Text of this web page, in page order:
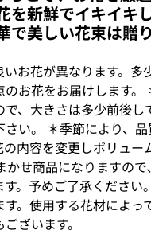
を新鮮でイキイキ
で美しい花束は贈
お花が異なります。多
お花をお届けします。
、大きさは多少前後し
い。 ＊季節により、
内容を変更しボリュー
かせ商品になりますの
。予めご了承ください
。使用する花材によっ
ざいます。